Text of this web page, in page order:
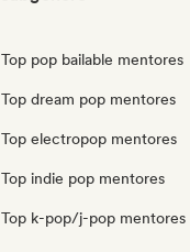
Top pop bailable mentores
Top dream pop mentores
Top electropop mentores
Top indie pop mentores
Top k-pop/j-pop mentores